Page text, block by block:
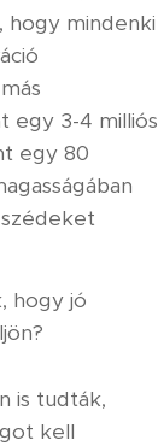
hogy mindenki
egy 3-4 milliós
egy 80
hogy jó
is tudták,
kell